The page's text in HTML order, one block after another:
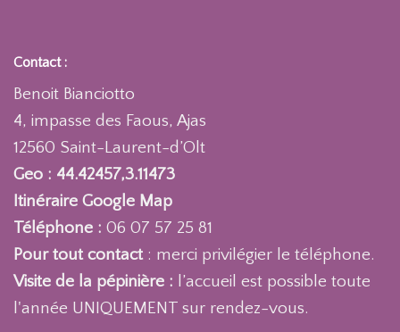
Contact :
Benoit Bianciotto
4, impasse des Faous, Ajas
12560 Saint-Laurent-d’Olt
Geo : 44.42457,3.11473
Itinéraire Google Map
Téléphone : 06 07 57 25 81
Pour tout contact : merci privilégier le téléphone.
Visite de la pépinière : l’accueil est possible toute
l'année UNIQUEMENT sur rendez-vous.